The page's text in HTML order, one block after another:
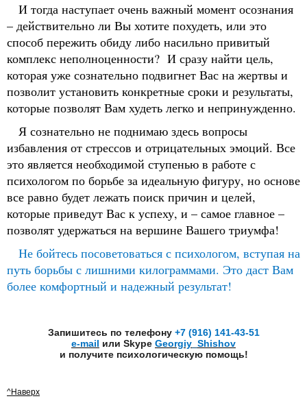
И тогда наступает очень важный момент осознания
– действительно ли Вы хотите похудеть, или это
способ пережить обиду либо насильно привитый
комплекс неполноценности? И сразу найти цель,
которая уже сознательно подвигнет Вас на жертвы и
позволит установить конкретные сроки и результаты,
которые позволят Вам худеть легко и непринужденно.
Я сознательно не поднимаю здесь вопросы
избавления от стрессов и отрицательных эмоций. Все
это является необходимой ступенью в работе с
психологом по борьбе за идеальную фигуру, но основе
все равно будет лежать поиск причин и целей,
которые приведут Вас к успеху, и – самое главное –
позволят удержаться на вершине Вашего триумфа!
Не бойтесь посоветоваться с психологом, вступая на
путь борьбы с лишними килограммами. Это даст Вам
более комфортный и надежный результат!
Запишитесь по телефону +7 (916) 141-43-51
e-mail или Skype Georgiy_Shishov
и получите психологическую помощь!
^Наверх